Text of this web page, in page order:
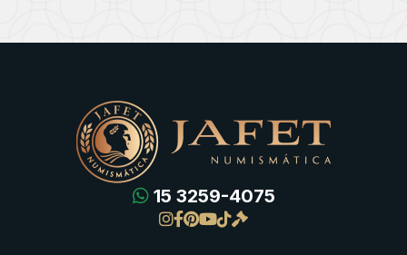
15 3259-4075
Gregas